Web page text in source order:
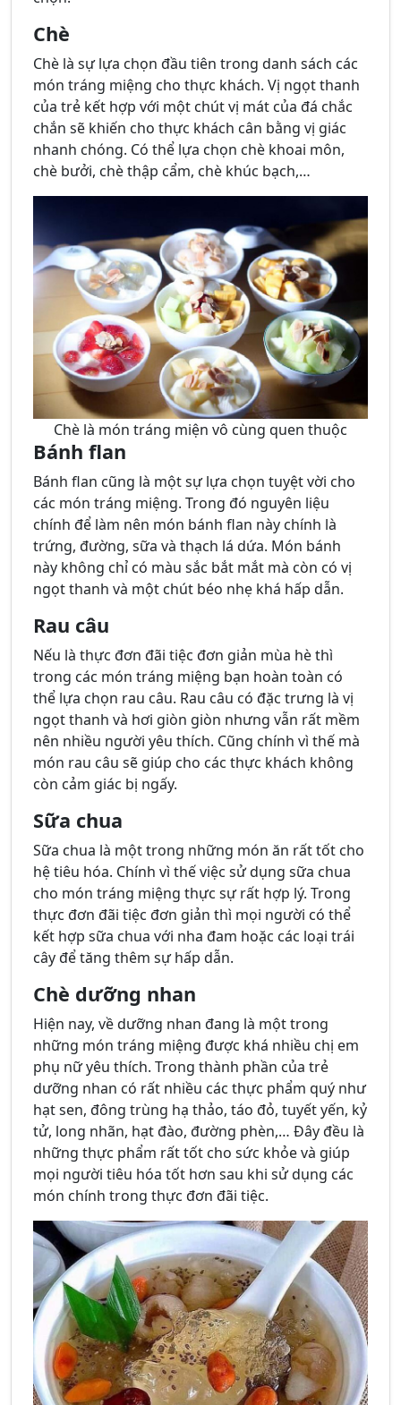
Chè
Chè là sự lựa chọn đầu tiên trong danh sách các
món tráng miệng cho thực khách. Vị ngọt thanh
của trẻ kết hợp với một chút vị mát của đá chắc
chắn sẽ khiến cho thực khách cân bằng vị giác
nhanh chóng. Có thể lựa chọn chè khoai môn,
chè bưởi, chè thập cẩm, chè khúc bạch,…
Chè là món tráng miện vô cùng quen thuộc
Bánh flan
Bánh flan cũng là một sự lựa chọn tuyệt vời cho
các món tráng miệng. Trong đó nguyên liệu
chính để làm nên món bánh flan này chính là
trứng, đường, sữa và thạch lá dứa. Món bánh
này không chỉ có màu sắc bắt mắt mà còn có vị
ngọt thanh và một chút béo nhẹ khá hấp dẫn.
Rau câu
Nếu là thực đơn đãi tiệc đơn giản mùa hè thì
trong các món tráng miệng bạn hoàn toàn có
thể lựa chọn rau câu. Rau câu có đặc trưng là vị
ngọt thanh và hơi giòn giòn nhưng vẫn rất mềm
nên nhiều người yêu thích. Cũng chính vì thế mà
món rau câu sẽ giúp cho các thực khách không
còn cảm giác bị ngấy.
Sữa chua
Sữa chua là một trong những món ăn rất tốt cho
hệ tiêu hóa. Chính vì thế việc sử dụng sữa chua
cho món tráng miệng thực sự rất hợp lý. Trong
thực đơn đãi tiệc đơn giản thì mọi người có thể
kết hợp sữa chua với nha đam hoặc các loại trái
cây để tăng thêm sự hấp dẫn.
Chè dưỡng nhan
Hiện nay, về dưỡng nhan đang là một trong
những món tráng miệng được khá nhiều chị em
phụ nữ yêu thích. Trong thành phần của trẻ
dưỡng nhan có rất nhiều các thực phẩm quý như
hạt sen, đông trùng hạ thảo, táo đỏ, tuyết yến, kỷ
tử, long nhãn, hạt đào, đường phèn,… Đây đều là
những thực phẩm rất tốt cho sức khỏe và giúp
mọi người tiêu hóa tốt hơn sau khi sử dụng các
món chính trong thực đơn đãi tiệc.